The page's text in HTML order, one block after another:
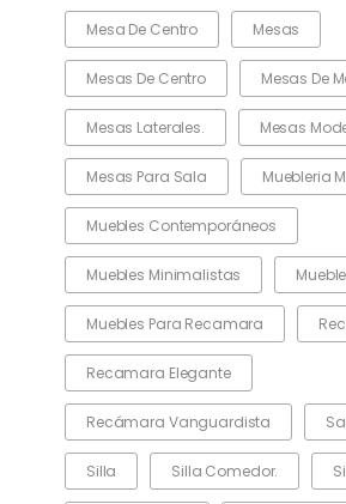
Mesa De Centro Mesas
Mesas De Centro Mesas De
Mesas Laterales. Mesas
Mesas Para Sala Muebleria
Muebles Contemporáneos
Muebles Minimalistas
Muebles Para Recamara
Recamara Elegante
Recámara Vanguardista
Silla Silla Comedor.